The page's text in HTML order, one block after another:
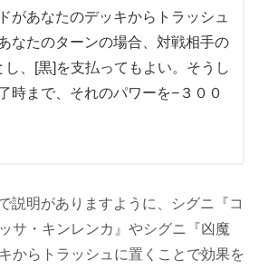
があなたのデッキからトラッシュ
なたのターンの場合、対戦相手の
し、[黒]を支払ってもよい。そうし
時まで、それのパワーを−３００
説明がありますように、シグニ『コ
サ・キンレンカ』やシグニ『凶魔
からトラッシュに置くことで効果を